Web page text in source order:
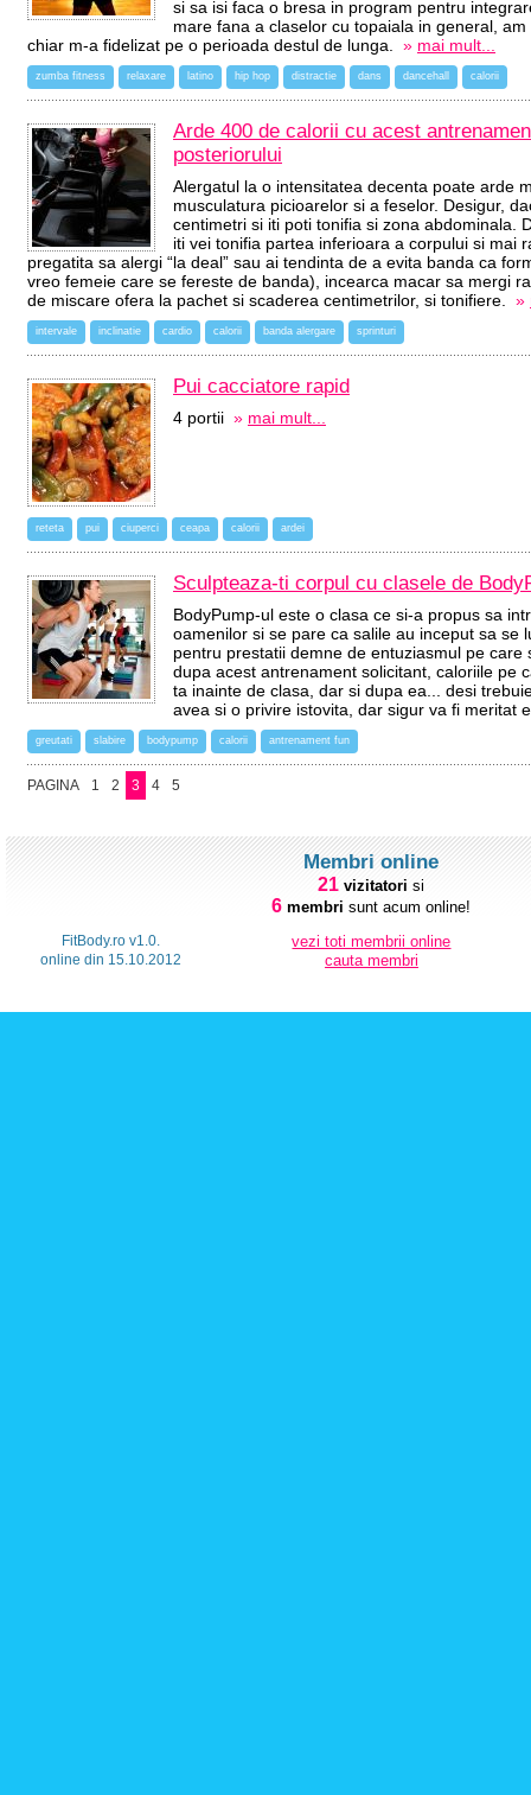
si sa isi faca o bresa in program pentru
mare fana a claselor cu topaiala in general,
chiar m-a fidelizat pe o perioada destul de lunga. » mai mult...
zumba fitness relaxare latino hip hop distractie dans dancehall calorii
Arde 400 de calorii cu acest
posteriorului
Alergatul la o intensitatea decenta poate arde
musculatura picioarelor si a feselor. Desigur,
centimetri si iti poti tonifia si zona abdominala.
iti vei tonifia partea inferioara a corpului si mai
pregatita sa alergi “la deal” sau ai tendinta de a evita banda ca
vreo femeie care se fereste de banda), incearca macar sa mergi
de miscare ofera la pachet si scaderea centimetrilor, si tonifiere. »
intervale inclinatie cardio calorii banda alergare sprinturi
Pui cacciatore rapid
4 portii » mai mult...
reteta pui ciuperci ceapa calorii ardei
Sculpteaza-ti corpul cu clasele de
BodyPump-ul este o clasa ce si-a propus sa
oamenilor si se pare ca salile au inceput sa se
pentru prestatii demne de entuziasmul pe
dupa acest antrenament solicitant, caloriile pe
ta inainte de clasa, dar si dupa ea... desi
avea si o privire istovita, dar sigur va fi meritat
greutati slabire bodypump calorii antrenament fun
PAGINA 1 2 3 4 5
FitBody.ro v1.0.
online din 15.10.2012
Membri online
21 vizitatori si
6 membri sunt acum online!
vezi toti membrii online
cauta membri